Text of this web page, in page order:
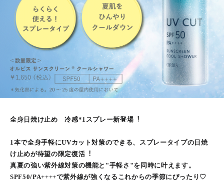
全⾝⽇焼け⽌め 冷感*1スプレー新登場︕
1本で全⾝⼿軽にUVカット対策のできる、スプレータイプの⽇焼
け⽌めが待望の限定復活︕
真夏の強い紫外線対策の機能と"⼿軽さ"を同時に叶えます。
SPF50/PA++++で紫外線が強くなるこれからの季節にぴったり♡